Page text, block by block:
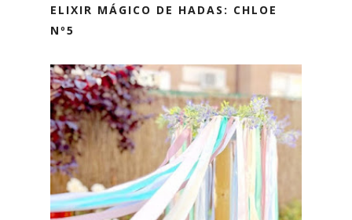
ELIXIR MÁGICO DE HADAS: CHLOE
Nº5